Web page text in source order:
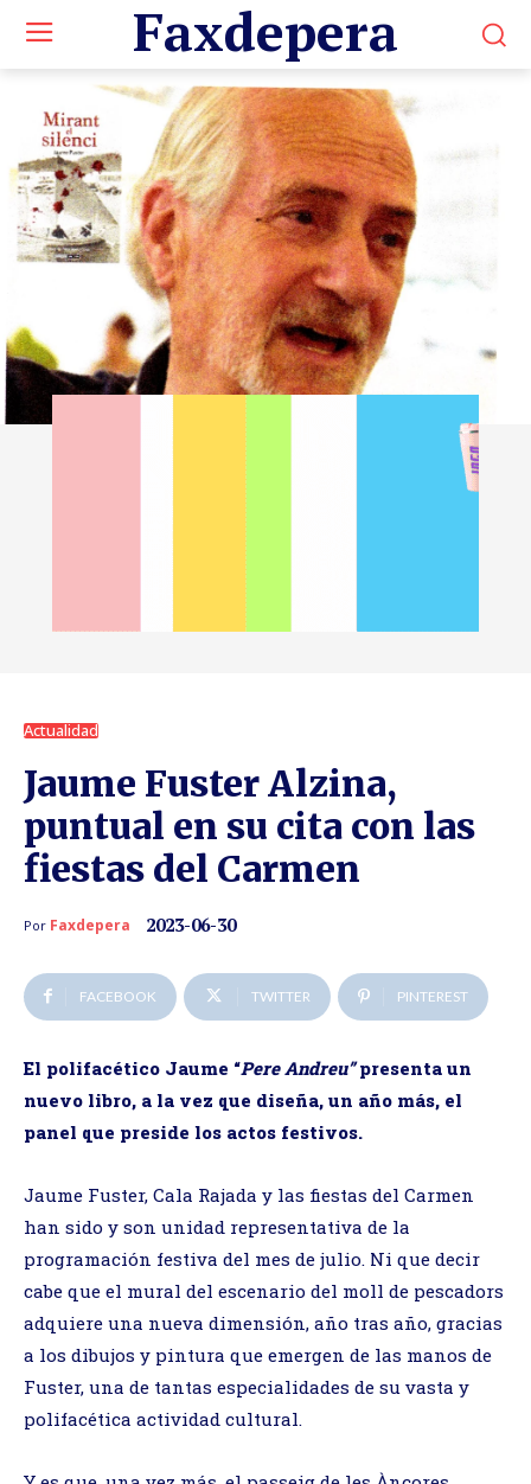
Faxdepera
Actualidad
Jaume Fuster Alzina,
puntual en su cita con las
fiestas del Carmen
Por Faxdepera 2023-06-30
FACEBOOK TWITTER PINTEREST
El polifacético Jaume “Pere Andreu”presenta un
nuevo libro, a la vez que diseña, un año más, el
panel que preside los actos festivos.
Jaume Fuster, Cala Rajada y las fiestas del Carmen
han sido y son unidad representativa de la
programación festiva del mes de julio. Ni que decir
cabe que el mural del escenario del moll de pescadors
adquiere una nueva dimensión, año tras año, gracias
a los dibujos y pintura que emergen de las manos de
Fuster, una de tantas especialidades de su vasta y
polifacética actividad cultural.